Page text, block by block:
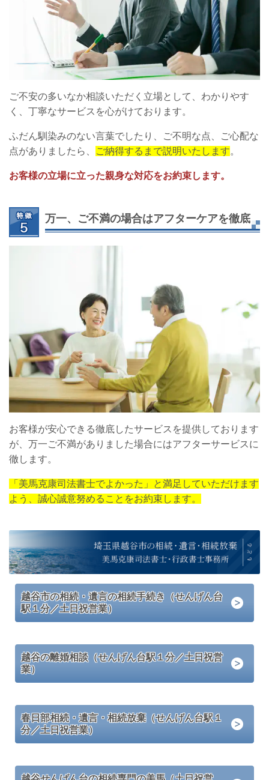
ご不安の多いなか相談いただく立場として、わかりやす
く、丁寧なサービスを心がけております。
ふだん馴染みのない言葉でしたり、ご不明な点、ご心配な
点がありましたら、
ご納得するまで説明いたします。
お客様の立場に立った親身な対応をお約束します。
万一、ご不満の場合はアフターケアを徹底
お客様が安心できる徹底したサービスを提供しております
が、万一ご不満がありました場合にはアフターサービスに
徹します。
「美馬克康司法書士でよかった」と満足していただけます
よう、誠心誠意努めることをお約束します。
越谷市の相続・遺言の相続手続き（せんげん台
駅１分／土日祝営業）
越谷の離婚相談（せんげん台駅１分／土日祝営
業）
春日部相続・遺言・相続放棄（せんげん台駅１
分／土日祝営業）